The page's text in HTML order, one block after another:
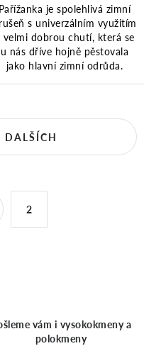
Pařížanka je spolehlivá zimní
s univerzálním využitím
velmi dobrou chutí, která se
u nás dříve hojně pěstovala
jako hlavní zimní odrůda.
DALŠÍCH
2
vám i vysokokmeny a
polokmeny